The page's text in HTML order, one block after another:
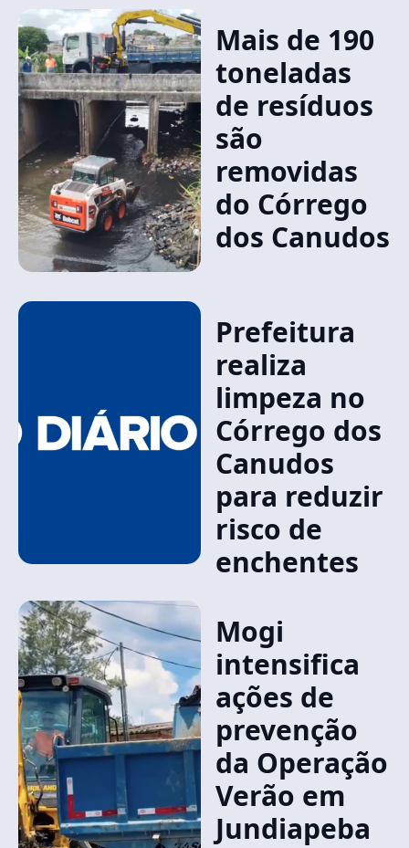
Mais de 190
toneladas
de resíduos
são
removidas
do Córrego
dos Canudos
Prefeitura
realiza
limpeza no
Córrego dos
Canudos
para reduzir
risco de
enchentes
Mogi
intensifica
ações de
prevenção
da Operação
Verão em
Jundiapeba